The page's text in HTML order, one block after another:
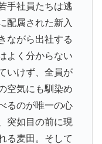
手社員たちは逃
配属された新入
ながら出社する
よく分からない
いけず、全員が
空気にも馴染め
るのが唯一の心
突如目の前に現
る麦田。そして